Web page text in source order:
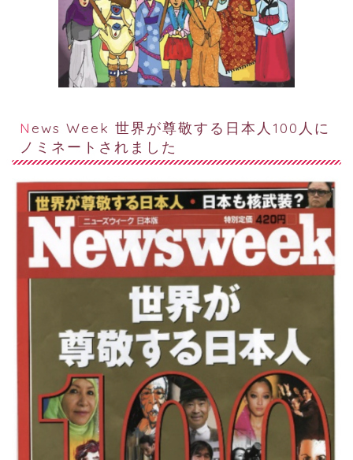
News Week 世界が尊敬する日本人100人に
ノミネートされました